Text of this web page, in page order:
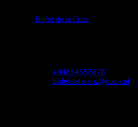
Bufet de la Cruz
+34654557678
bufetdelacruz@icab.cat